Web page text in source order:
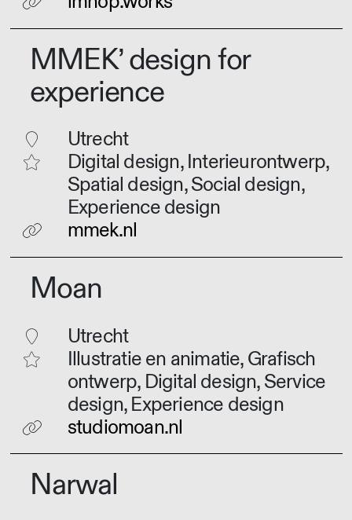
MMEK’ design for
experience
Utrecht
Digital design, Interieurontwerp,
Spatial design, Social design,
Experience design
mmek.nl
Moan
Utrecht
Illustratie en animatie, Grafisch
ontwerp, Digital design, Service
design, Experience design
studiomoan.nl
Narwal